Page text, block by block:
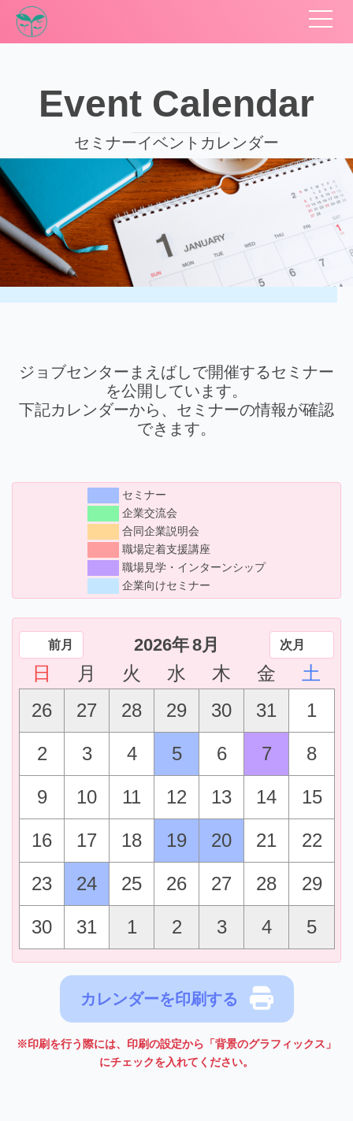
Event Calendar
セミナーイベントカレンダー
ジョブセンターまえばしで開催するセミナー
を公開しています。
下記カレンダーから、セミナーの情報が確認
できます。
セミナー
企業交流会
合同企業説明会
職場定着支援講座
職場見学・インターンシップ
企業向けセミナー
前月 2026年8月 次月
日 月 火 水 木 金
土
26
27 28 29 30 31 1
2 3 4 5 6 7 8
9 10 11 12 13 14 15
16 17 18 19 20 21 22
23 24 25 26 27 28 29
30 31 1 2 3 4 5
カレンダーを印刷する
※印刷を行う際には、印刷の設定から「背景のグラフィックス」
にチェックを入れてください。